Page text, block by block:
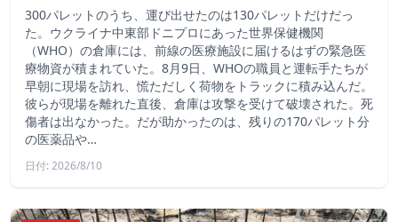
300パレットのうち、運び出せたのは130パレットだけだっ
た。ウクライナ中東部ドニプロにあった世界保健機関
（WHO）の倉庫には、前線の医療施設に届けるはずの緊急医
療物資が積まれていた。8月9日、WHOの職員と運転手たちが
早朝に現場を訪れ、慌ただしく荷物をトラックに積み込んだ。
彼らが現場を離れた直後、倉庫は攻撃を受けて破壊された。死
傷者は出なかった。だが助かったのは、残りの170パレット分
の医薬品や…
日付: 2026/8/10